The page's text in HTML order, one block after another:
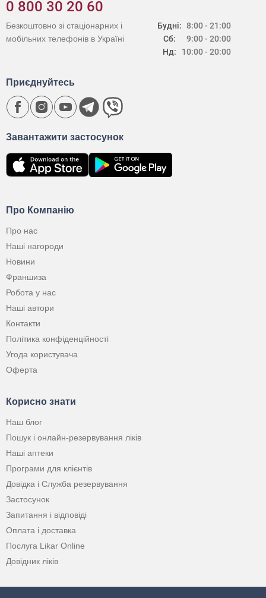
0 800 30 20 60
Будні:
Сб:
Нд:
8:00 - 21:00
9:00 - 20:00
10:00 - 20:00
Безкоштовно зі стаціонарних і
мобільних телефонів в Україні
Про Компанію
Про нас
Наші нагороди
Новини
Франшиза
Робота у нас
Наші автори
Контакти
Політика конфіденційності
Угода користувача
Оферта
Корисно знати
Наш блог
Пошук і онлайн-резервування ліків
Наші аптеки
Програми для клієнтів
Довідка і Служба резервування
Застосунок
Запитання і відповіді
Оплата і доставка
Послуга Likar Online
Довідник ліків
Завантажити застосунок
Приєднуйтесь